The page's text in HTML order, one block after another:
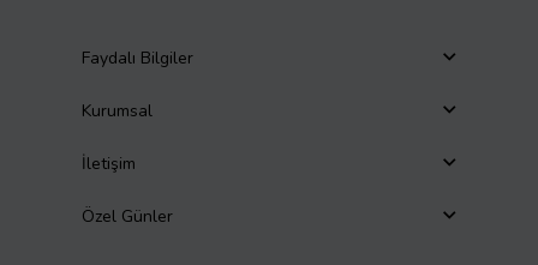
Faydalı Bilgiler
Kurumsal
İletişim
Özel Günler